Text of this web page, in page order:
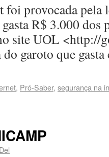
foi provocada
R$ 3.000 dos
site UOL
do garoto que
, Pró-Saber, segurança na
Del